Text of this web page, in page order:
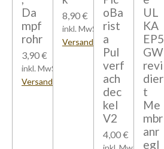
Da
mpf
rohr
3,90 €
inkl. MwSt zzgl.
Versandkosten
8,90 €
inkl. MwSt zzgl.
Versandkosten
oBa
rist
a
Pul
verf
ach
dec
kel
V2
4,00 €
UL
KA
EP5
GW
revi
dier
t
Me
mbr
anr
egl